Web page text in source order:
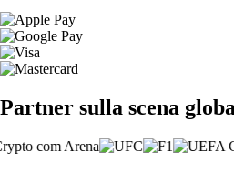
Partner sulla scena